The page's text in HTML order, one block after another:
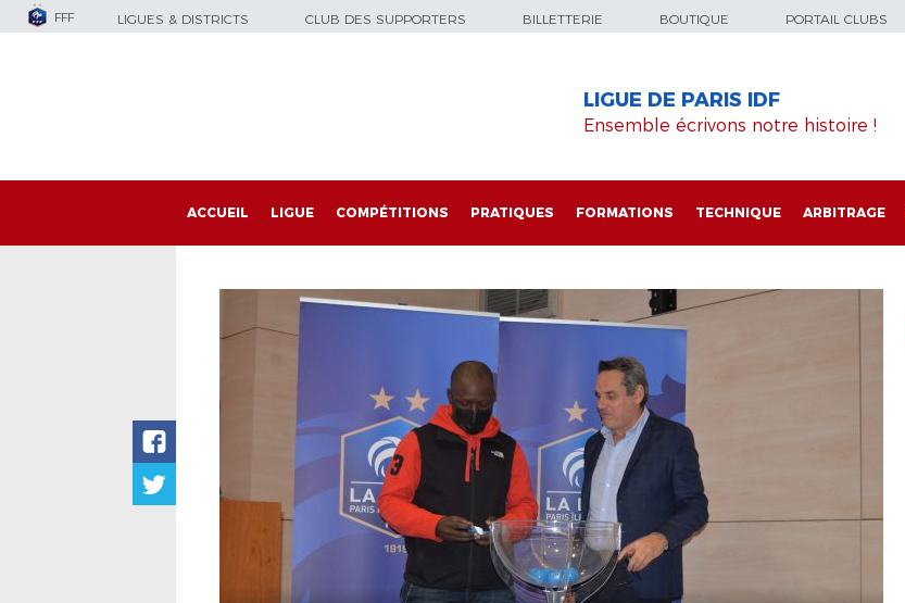
FFF LIGUES & DISTRICTS CLUB DES SUPPORTERS BILLETTERIE BOUTIQUE PORTAIL CLUBS
LIGUE DE PARIS IDF
Ensemble écrivons notre histoire !
ACCUEIL LIGUE COMPÉTITIONS PRATIQUES FORMATIONS TECHNIQUE ARBITRAGE